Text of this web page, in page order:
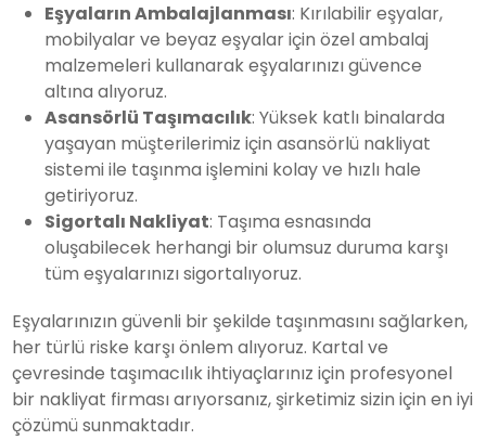
Eşyaların Ambalajlanması: Kırılabilir eşyalar,
mobilyalar ve beyaz eşyalar için özel ambalaj
malzemeleri kullanarak eşyalarınızı güvence
altına alıyoruz.
Asansörlü Taşımacılık: Yüksek katlı binalarda
yaşayan müşterilerimiz için asansörlü nakliyat
sistemi ile taşınma işlemini kolay ve hızlı hale
getiriyoruz.
Sigortalı Nakliyat: Taşıma esnasında
oluşabilecek herhangi bir olumsuz duruma karşı
tüm eşyalarınızı sigortalıyoruz.
Eşyalarınızın güvenli bir şekilde taşınmasını sağlarken,
her türlü riske karşı önlem alıyoruz. Kartal ve
çevresinde taşımacılık ihtiyaçlarınız için profesyonel
bir nakliyat firması arıyorsanız, şirketimiz sizin için en iyi
çözümü sunmaktadır.